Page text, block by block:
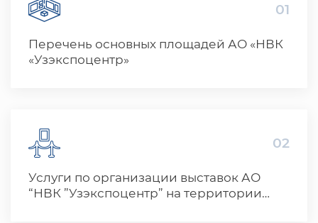
01
Перечень основных площадей АО «НВК
«Узэкспоцентр»
02
Услуги по организации выставок АО
“НВК ”Узэкспоцентр” на территории